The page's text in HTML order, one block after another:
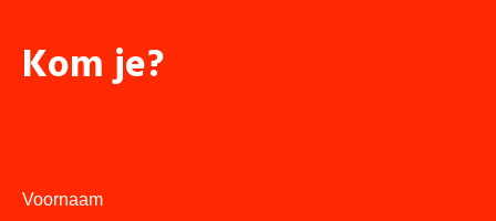
Kom je?
Voornaam